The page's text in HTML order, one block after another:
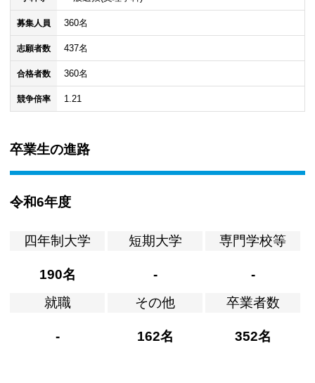
募集人員 360名
志願者数 437名
合格者数 360名
競争倍率 1.21
卒業生の進路
令和6年度
四年制大学
190名
短期大学
-
専門学校等
-
就職
-
その他
162名
卒業者数
352名